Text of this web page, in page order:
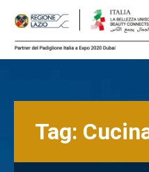
content
Tag: